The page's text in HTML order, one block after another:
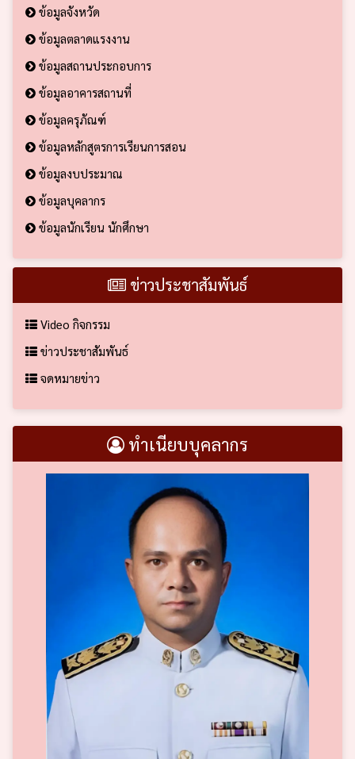
ข้อมูลจังหวัด
ข้อมูลตลาดแรงงาน
ข้อมูลสถานประกอบการ
ข้อมูลอาคารสถานที่
ข้อมูลครุภัณฑ์
ข้อมูลหลักสูตรการเรียนการสอน
ข้อมูลงบประมาณ
ข้อมูลบุคลากร
ข้อมูลนักเรียน นักศึกษา
ข่าวประชาสัมพันธ์
Video กิจกรรม
ข่าวประชาสัมพันธ์
จดหมายข่าว
ทำเนียบบุคลากร